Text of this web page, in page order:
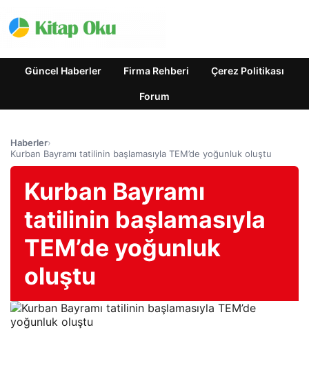
Güncel Haberler Firma Rehberi Çerez Politikası
Forum
Haberler›
Kurban Bayramı tatilinin başlamasıyla TEM’de yoğunluk oluştu
Kurban Bayramı
tatilinin başlamasıyla
TEM’de yoğunluk
oluştu